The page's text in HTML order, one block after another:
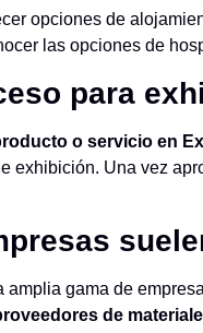
opciones de
las opciones de
para
o servicio en
exhibición. Una vez
amplia gama de
de